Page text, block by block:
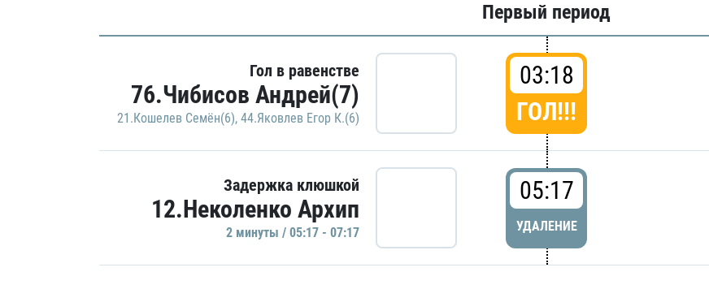
Первый период
Гол в равенстве
76.Чибисов Андрей(7)
21.Кошелев Семён(6), 44.Яковлев Егор К.(6)
03:18
ГОЛ!!!
Задержка клюшкой
12.Неколенко Архип
2 минуты / 05:17 - 07:17
05:17
УДАЛЕНИЕ